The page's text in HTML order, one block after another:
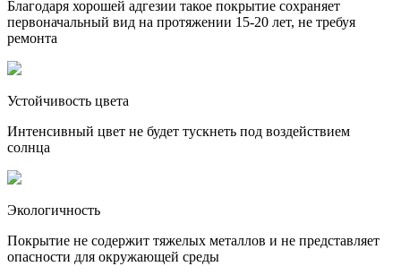
Благодаря хорошей адгезии такое покрытие сохраняет
первоначальный вид на протяжении 15-20 лет, не требуя
ремонта
Устойчивость цвета
Интенсивный цвет не будет тускнеть под воздействием
солнца
Экологичность
Покрытие не содержит тяжелых металлов и не представляет
опасности для окружающей среды